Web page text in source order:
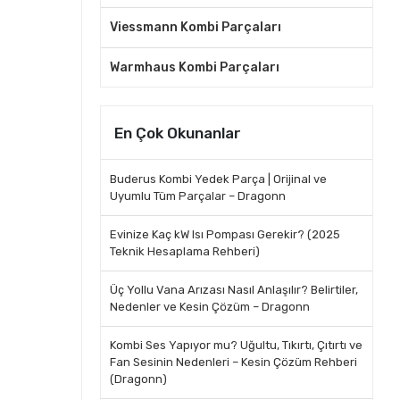
Viessmann Kombi Parçaları
Warmhaus Kombi Parçaları
En Çok Okunanlar
Buderus Kombi Yedek Parça | Orijinal ve
Uyumlu Tüm Parçalar – Dragonn
Evinize Kaç kW Isı Pompası Gerekir? (2025
Teknik Hesaplama Rehberi)
Üç Yollu Vana Arızası Nasıl Anlaşılır? Belirtiler,
Nedenler ve Kesin Çözüm – Dragonn
Kombi Ses Yapıyor mu? Uğultu, Tıkırtı, Çıtırtı ve
Fan Sesinin Nedenleri – Kesin Çözüm Rehberi
(Dragonn)